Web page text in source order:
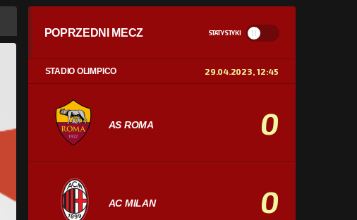
POPRZEDNI MECZ STATYSTYKI
STADIO OLIMPICO 29.04.2023, 12:45
AS ROMA 0
AC MILAN 0